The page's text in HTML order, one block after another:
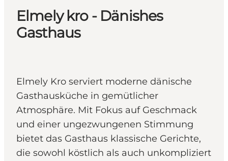
Elmely kro - Dänishes
Gasthaus
Elmely Kro serviert moderne dänische
Gasthausküche in gemütlicher
Atmosphäre. Mit Fokus auf Geschmack
und einer ungezwungenen Stimmung
bietet das Gasthaus klassische Gerichte,
die sowohl köstlich als auch unkompliziert